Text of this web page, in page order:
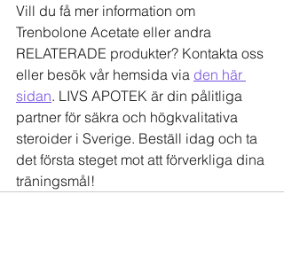
Vill du få mer information om
Trenbolone Acetate eller andra
RELATERADE produkter? Kontakta oss
eller besök vår hemsida via den här
sidan. LIVS APOTEK är din pålitliga
partner för säkra och högkvalitativa
steroider i Sverige. Beställ idag och ta
det första steget mot att förverkliga dina
träningsmål!